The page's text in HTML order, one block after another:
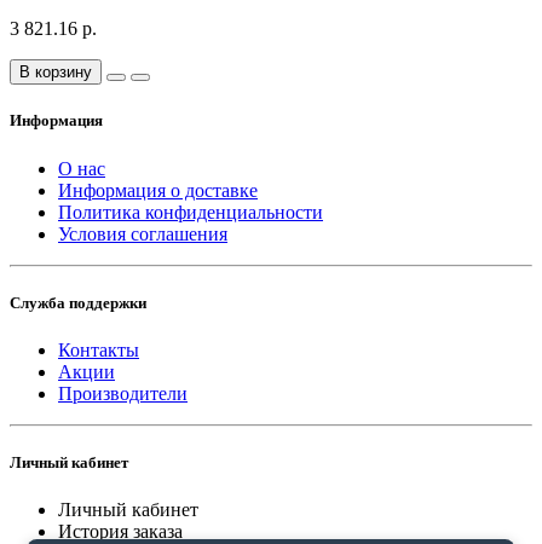
3 821.16 р.
В корзину
Информация
О нас
Информация о доставке
Политика конфиденциальности
Условия соглашения
Служба поддержки
Контакты
Акции
Производители
Личный кабинет
Личный кабинет
История заказа